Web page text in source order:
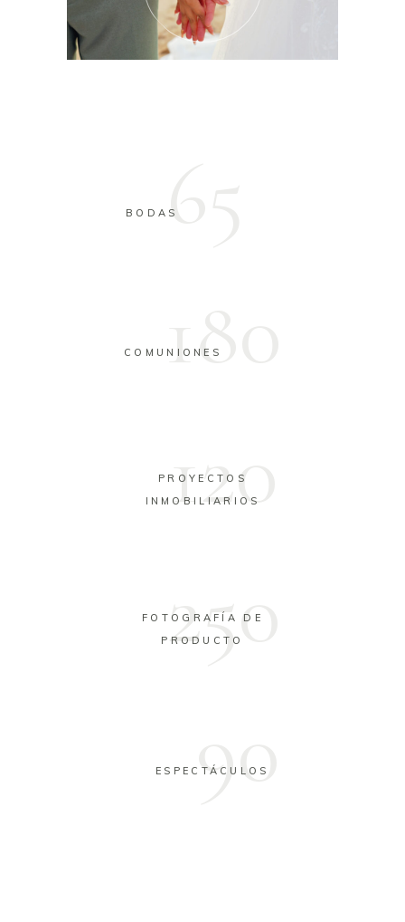
65
BODAS
180
COMUNIONES
120
PROYECTOS
INMOBILIARIOS
250
FOTOGRAFÍA DE
PRODUCTO
90
ESPECTÁCULOS